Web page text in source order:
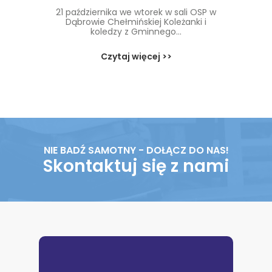
21 października we wtorek w sali OSP w
Dąbrowie Chełmińskiej Koleżanki i
koledzy z Gminnego...
Czytaj więcej >>
NIE BADŹ SAMOTNY - DOŁĄCZ DO NAS!
Skontaktuj się z nami